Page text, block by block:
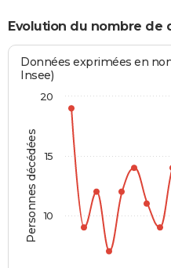
Evolution du nombre de
Personnes décédées
Données exprimées en
Insee)
10
15
20